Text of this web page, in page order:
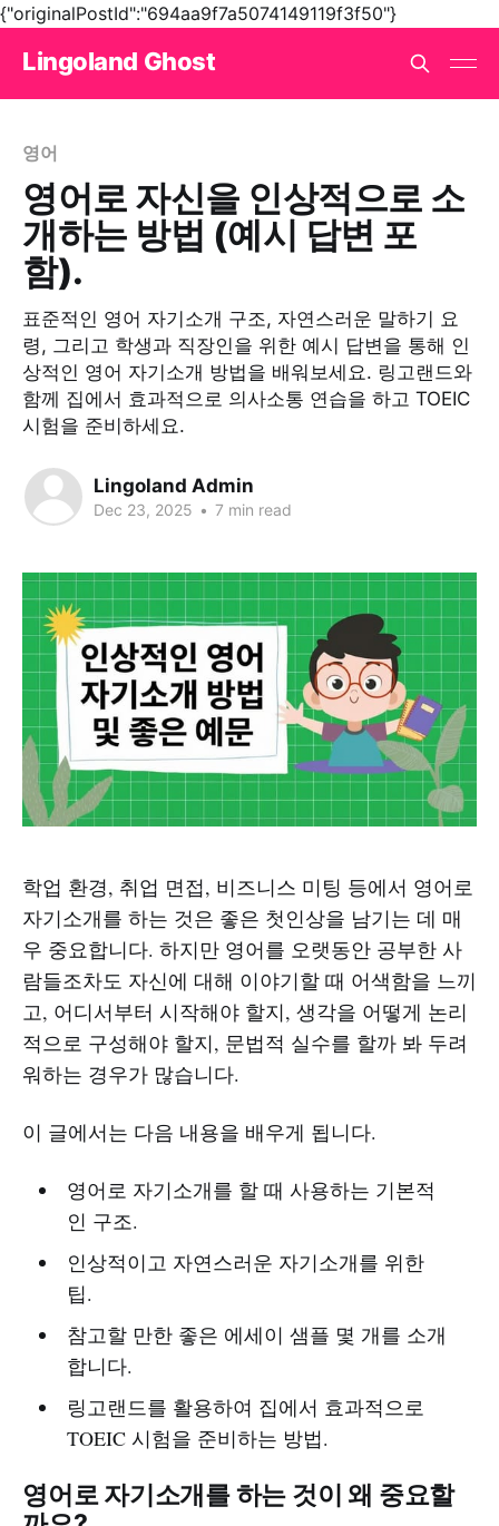
{"originalPostId":"694aa9f7a5074149119f3f50"}
Lingoland Ghost
영어
영어로 자신을 인상적으로 소
개하는 방법 (예시 답변 포
함).
표준적인 영어 자기소개 구조, 자연스러운 말하기 요
령, 그리고 학생과 직장인을 위한 예시 답변을 통해 인
상적인 영어 자기소개 방법을 배워보세요. 링고랜드와
함께 집에서 효과적으로 의사소통 연습을 하고 TOEIC
시험을 준비하세요.
Lingoland Admin
Dec 23, 2025 • 7 min read
학업 환경, 취업 면접, 비즈니스 미팅 등에서 영어로
자기소개를 하는 것은 좋은 첫인상을 남기는 데 매
우 중요합니다. 하지만 영어를 오랫동안 공부한 사
람들조차도 자신에 대해 이야기할 때 어색함을 느끼
고, 어디서부터 시작해야 할지, 생각을 어떻게 논리
적으로 구성해야 할지, 문법적 실수를 할까 봐 두려
워하는 경우가 많습니다.
이 글에서는 다음 내용을 배우게 됩니다.
영어로 자기소개를 할 때 사용하는 기본적
인 구조.
인상적이고 자연스러운 자기소개를 위한
팁.
참고할 만한 좋은 에세이 샘플 몇 개를 소개
합니다.
링고랜드를 활용하여 집에서 효과적으로
TOEIC 시험을 준비하는 방법.
영어로 자기소개를 하는 것이 왜 중요할